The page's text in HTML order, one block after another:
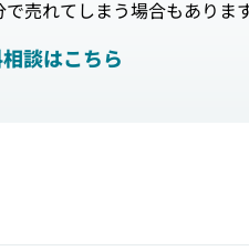
売れてしまう場合もあります
談はこちら